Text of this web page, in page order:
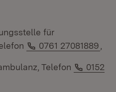
für
Telefon:
0761 27081889
Telefon
0152